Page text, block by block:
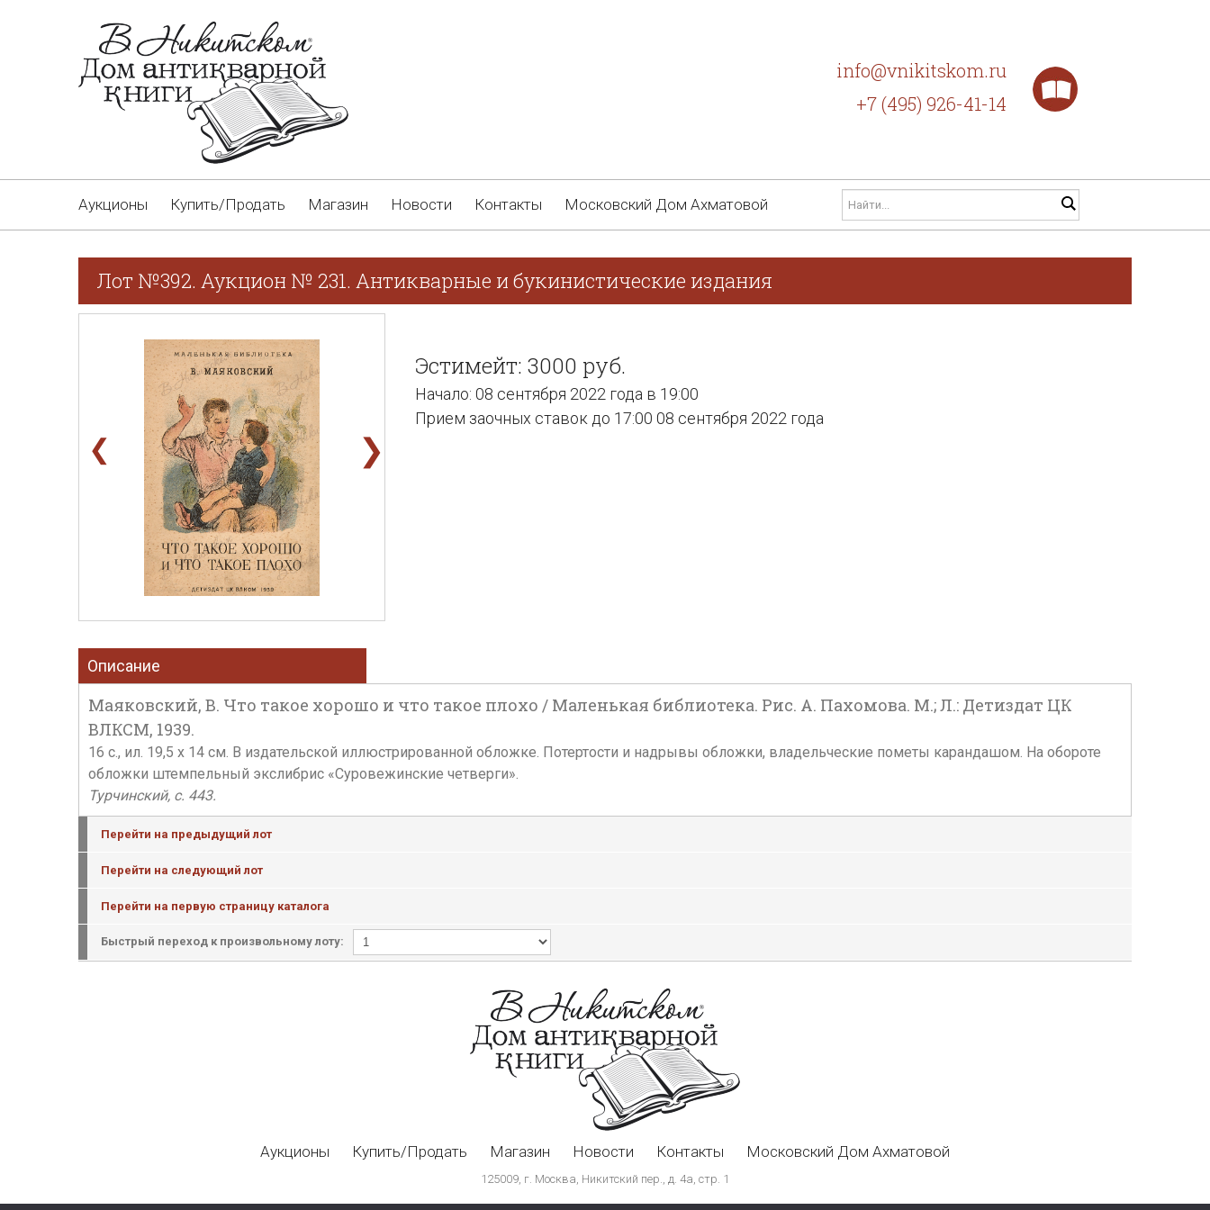
info@vnikitskom.ru
+7 (495) 926-41-14
Аукционы Купить/Продать Магазин Новости Контакты Московский Дом Ахматовой
Лот №392. Аукцион № 231. Антикварные и букинистические издания
❮ ❯
Эстимейт: 3000 руб.
Начало: 08 сентября 2022 года в 19:00
Прием заочных ставок до 17:00 08 сентября 2022 года
Описание
Маяковский, В. Что такое хорошо и что такое плохо / Маленькая библиотека. Рис. А. Пахомова. М.; Л.: Детиздат ЦК
ВЛКСМ, 1939.
16 c., ил. 19,5 х 14 см. В издательской иллюстрированной обложке. Потертости и надрывы обложки, владельческие пометы карандашом. На обороте
обложки штемпельный экслибрис «Суровежинские четверги».
Турчинский, с. 443.
Перейти на предыдущий лот
Перейти на следующий лот
Перейти на первую страницу каталога
Быстрый переход к произвольному лоту:
Аукционы Купить/Продать Магазин Новости Контакты Московский Дом Ахматовой
125009, г. Москва, Никитский пер., д. 4а, стр. 1